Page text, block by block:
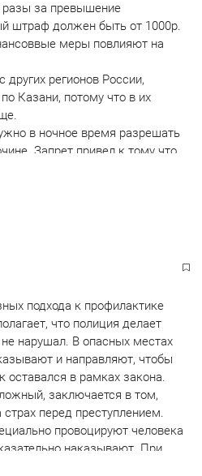
за превышение
штраф должен быть от 1000р.
меры повлияют на
других регионов России,
Казани, потому что в их
в ночное время разрешать
Запрет привел к тому что
машины. Это очень
давно решили этот вопрос.
в жилых зонах и с
подхода к профилактике
что полиция делает
нарушал. В опасных местах
и направляют, чтобы
оставался в рамках закона.
заключается в том,
перед преступлением.
провоцируют человека
наказывают. При
человек всегда находится в